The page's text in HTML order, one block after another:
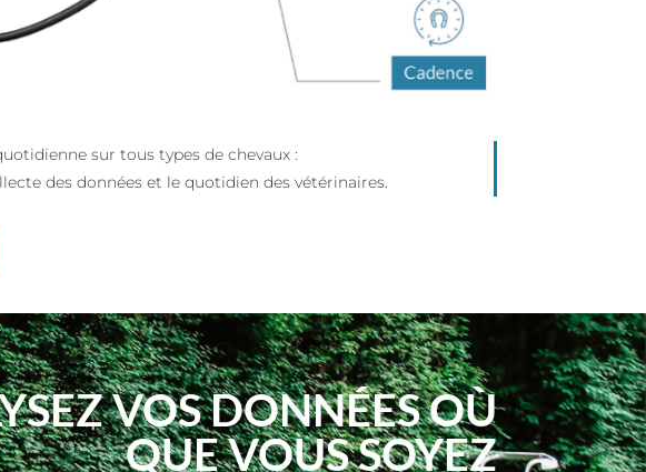
sur tous types de chevaux :
des données et le quotidien des vétérinaires.
VOS DONNÉES OÙ
QUE VOUS SOYEZ